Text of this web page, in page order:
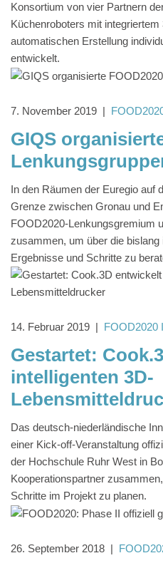
Konsortium von vier Partnern
Küchenroboters mit
automatischen Erstellung
entwickelt.
7. November 2019 |
GIQS
In den Räumen der Euregio auf
Grenze zwischen Gronau und
FOOD2020-Lenkungsgremium
zusammen, um über die
Ergebnisse und Schritte zu
14. Februar 2019 | FOOD2020
Gestartet:
intelligenten 3D-
Das deutsch-niederländische
einer Kick-off-Veranstaltung
der Hochschule Ruhr West in
Kooperationspartner
Schritte im Projekt zu planen.
26. September 2018 |